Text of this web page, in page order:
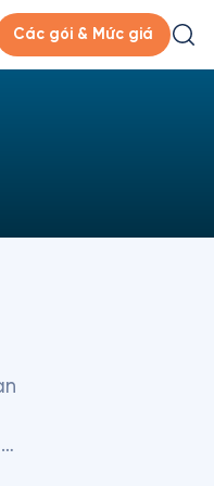
Các gói & Mức giá